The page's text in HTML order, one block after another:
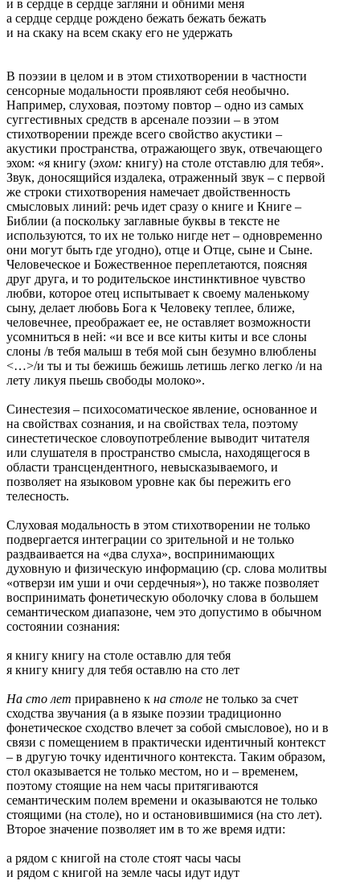
и в сердце в сердце загляни и обними меня
а сердце сердце рождено бежать бежать бежать
и на скаку на всем скаку его не удержать
В поэзии в целом и в этом стихотворении в частности
сенсорные модальности проявляют себя необычно.
Например, слуховая, поэтому повтор – одно из самых
суггестивных средств в арсенале поэзии – в этом
стихотворении прежде всего свойство акустики –
акустики пространства, отражающего звук, отвечающего
эхом: «я книгу (эхом: книгу) на столе отставлю для тебя».
Звук, доносящийся издалека, отраженный звук – с первой
же строки стихотворения намечает двойственность
смысловых линий: речь идет сразу о книге и Книге –
Библии (а поскольку заглавные буквы в тексте не
используются, то их не только нигде нет – одновременно
они могут быть где угодно), отце и Отце, сыне и Сыне.
Человеческое и Божественное переплетаются, поясняя
друг друга, и то родительское инстинктивное чувство
любви, которое отец испытывает к своему маленькому
сыну, делает любовь Бога к Человеку теплее, ближе,
человечнее, преображает ее, не оставляет возможности
усомниться в ней: «и все и все киты киты и все слоны
слоны /в тебя малыш в тебя мой сын безумно влюблены
<…>/и ты и ты бежишь бежишь летишь легко легко /и на
лету ликуя пьешь свободы молоко».
Синестезия – психосоматическое явление, основанное и
на свойствах сознания, и на свойствах тела, поэтому
синестетическое словоупотребление выводит читателя
или слушателя в пространство смысла, находящегося в
области трансцендентного, невысказываемого, и
позволяет на языковом уровне как бы пережить его
телесность.
Слуховая модальность в этом стихотворении не только
подвергается интеграции со зрительной и не только
раздваивается на «два слуха», воспринимающих
духовную и физическую информацию (ср. слова молитвы
«отверзи им уши и очи сердечныя»), но также позволяет
воспринимать фонетическую оболочку слова в большем
семантическом диапазоне, чем это допустимо в обычном
состоянии сознания:
я книгу книгу на столе оставлю для тебя
я книгу книгу для тебя оставлю на сто лет
На сто лет приравнено к на столе не только за счет
сходства звучания (а в языке поэзии традиционно
фонетическое сходство влечет за собой смысловое), но и в
связи с помещением в практически идентичный контекст
– в другую точку идентичного контекста. Таким образом,
стол оказывается не только местом, но и – временем,
поэтому стоящие на нем часы притягиваются
семантическим полем времени и оказываются не только
стоящими (на столе), но и остановившимися (на сто лет).
Второе значение позволяет им в то же время идти:
а рядом с книгой на столе стоят часы часы
и рядом с книгой на земле часы идут идут